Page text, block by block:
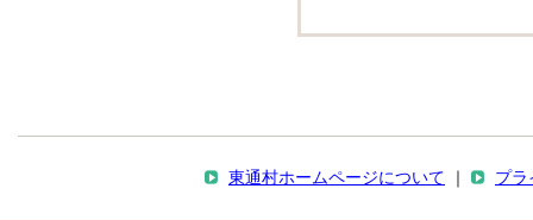
東通村ホームページについて プラ